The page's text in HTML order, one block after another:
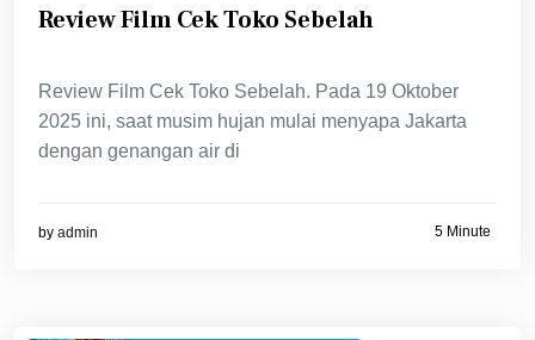
Review Film Cek Toko Sebelah
Review Film Cek Toko Sebelah. Pada 19 Oktober
2025 ini, saat musim hujan mulai menyapa Jakarta
dengan genangan air di
by admin 5 Minute